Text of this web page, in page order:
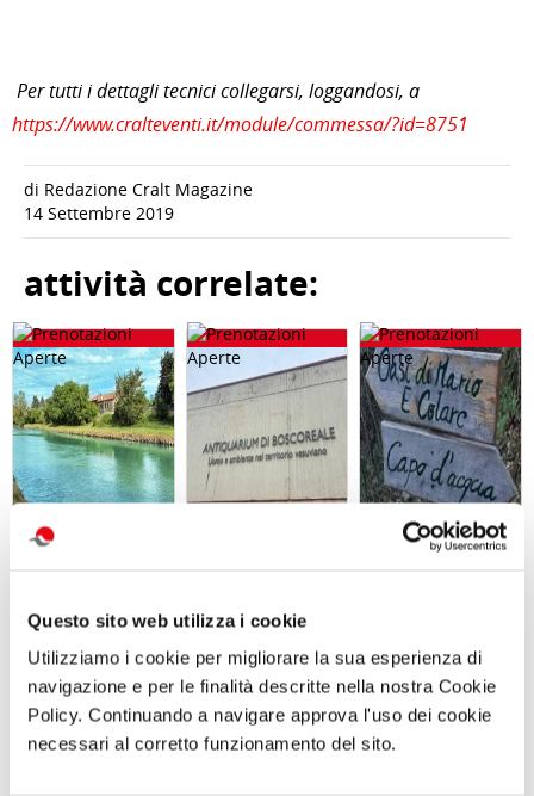
Questo sito web utilizza i cookie
Utilizziamo i cookie per migliorare la sua esperienza di
navigazione e per le finalità descritte nella nostra Cookie
Policy. Continuando a navigare approva l'uso dei cookie
necessari al corretto funzionamento del sito.
Per tutti i dettagli tecnici collegarsi, loggandosi, a
https://www.cralteventi.it/module/commessa/?id=8751
di Redazione Cralt Magazine
14 Settembre 2019
attività correlate:
– Naviglio del
Brenta - Sabato
12 Settembre
2026 - Località
Dolo (VE)
VILLA REGINA E
L’ANTIQUARIUM
DI BOSCOREALE
Domenica 06
Settembre 2026
ore 10:00
NATURALISTICA
DI MARIO
Sabato 12
Settembre 2026
ore 10:00